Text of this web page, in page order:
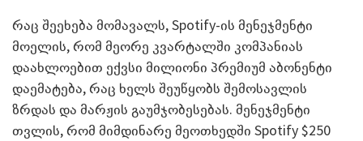
რაც შეეხება მომავალს, Spotify-ის მენეჯმენტი
მოელის, რომ მეორე კვარტალში კომპანიას
დაახლოებით ექვსი მილიონი პრემიუმ აბონენტი
დაემატება, რაც ხელს შეუწყობს შემოსავლის
ზრდას და მარჟის გაუმჯობესებას. მენეჯმენტი
თვლის, რომ მიმდინარე მეოთხედში Spotify $250